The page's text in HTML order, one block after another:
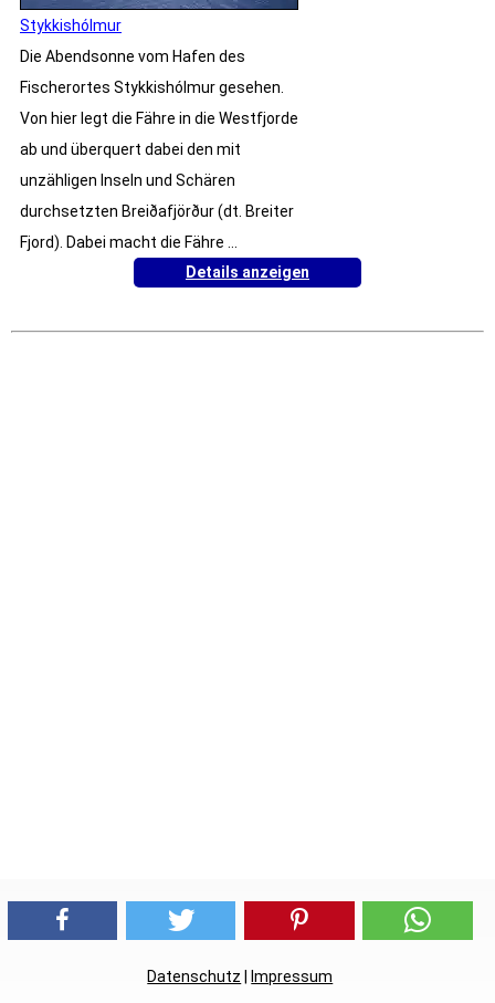
Stykkishólmur
Die Abendsonne vom Hafen des
Fischerortes Stykkishólmur gesehen.
Von hier legt die Fähre in die Westfjorde
ab und überquert dabei den mit
unzähligen Inseln und Schären
durchsetzten Breiðafjörður (dt. Breiter
Fjord). Dabei macht die Fähre ...
Details anzeigen
Datenschutz Impressum